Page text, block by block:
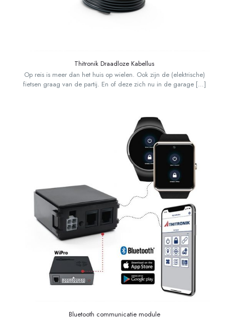
Thitronik Draadloze Kabellus
Op reis is meer dan het huis op wielen. Ook zijn de (elektrische)
fietsen graag van de partij. En of deze zich nu in de garage[…]
Bluetooth communicatie module